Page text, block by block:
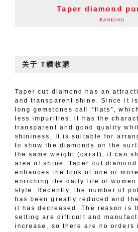
Taper diamond
关于 T鑽收購
Taper cut diamond has an
and transparent shine. Since it
long gemstones call “flats”,
less impurities, it has the
transparent and good quality
shininess. It is suitable for
to show the diamonds on the
the same weight (carat), it can
area of shine. Taper cut
enhances the look of one or
enriching the daily life of women
style. Recently, the number of
has been greatly reduced and
it has decreased. The reason is
setting are difficult and
increase, so there are no